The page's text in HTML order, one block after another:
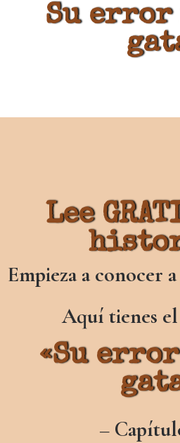
Su error
Lee
Empieza a conocer
Aquí tienes
«Su
–